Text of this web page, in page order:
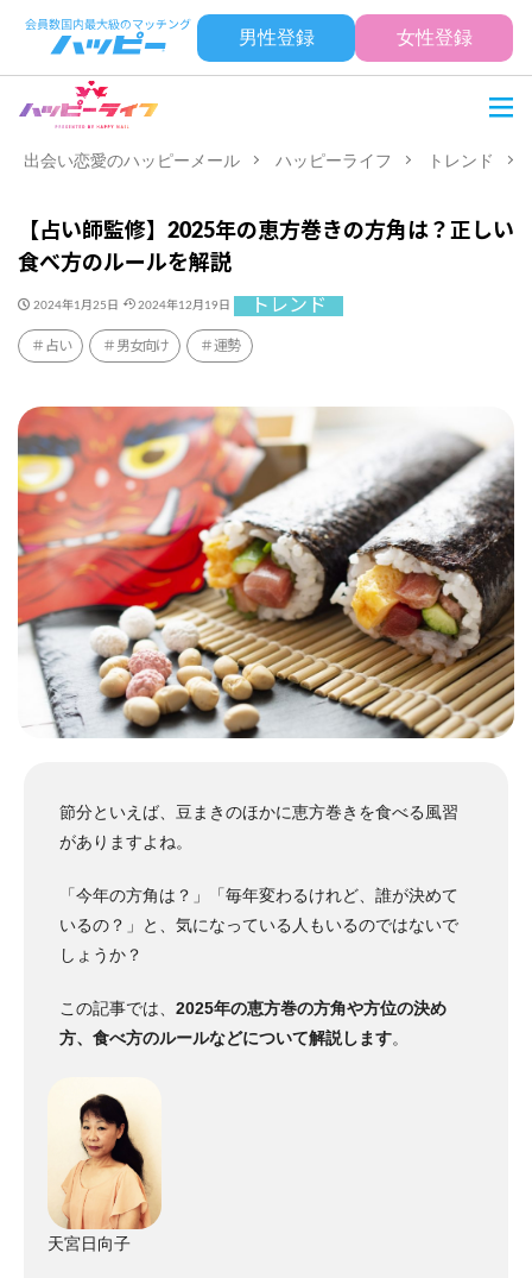
男性登録 女性登録
出会い恋愛のハッピーメール ハッピーライフ トレンド
【占い師監修】2025年の恵方巻きの方角は？正しい
食べ方のルールを解説
2024年1月25日 2024年12月19日 トレンド
占い 男女向け 運勢
節分といえば、豆まきのほかに恵方巻きを食べる風習
がありますよね。
「今年の方角は？」「毎年変わるけれど、誰が決めて
いるの？」と、気になっている人もいるのではないで
しょうか？
この記事では、 2025年の恵方巻の方角や方位の決め
方、食べ方のルールなどについて解説します。
天宮日向子